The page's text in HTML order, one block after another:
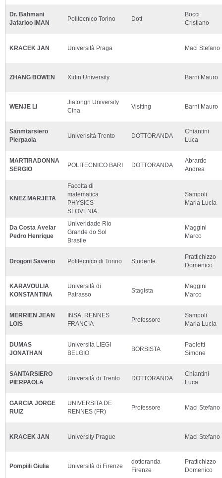
Dr. Bahmani
Jafarloo IMAN
Politecnico Torino Dott
Bocci
Cristiano
KRACEK JAN Università Praga Maci Stefano
ZHANG BOWEN Xidin University Barni Mauro
WENJE LI
Jiatongn University
Cina
Visiting Barni Mauro
Sanmtarsiero
Pierpaola
Univerisità Trento DOTTORANDA
Chiantini
Luca
MARTIRADONNA
SERGIO
POLITECNICO BARI DOTTORANDA
Abrardo
Andrea
KNEZ MARJETA
Facolta di
matematica
PHYSICS
SLOVENIA
Sampoli
Maria Lucia
Da Costa Avelar
Pedro Henrique
Univeridade Rio
Grande do Sol
Brasile
Maggini
Marco
Drogoni Saverio Politecnico di Torino Studente
Prattichizzo
Domenico
KARAVOULIA
KONSTANTINA
Università di
Patrasso
Stagista
Maggini
Marco
MERRIEN JEAN
LOIS
INSA, RENNES
FRANCIA
Professore
Sampoli
Maria Lucia
DUMAS
JONATHAN
Università LIEGI
BELGIO
BORSISTA
Paoletti
Simone
SANTARSIERO
PIERPAOLA
Università di Trento DOTTORANDA
Chiantini
Luca
GARCIA JORGE
RUIZ
UNIVERSITA DE
RENNES (FR)
Professore Maci Stefano
KRACEK JAN University Prague Maci Stefano
Pompiili Giulia Università di Firenze
dottoranda
Firenze
Prattichizzo
Domenico